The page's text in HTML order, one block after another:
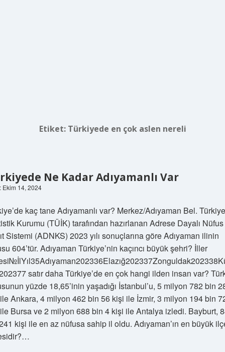
Etiket: Türkiyede en çok aslen nereli
Ne Kadar Adıyamanlı Var
Ekim 14, 2024
kaç tane Adıyamanlı var? Merkez/Adıyaman Bel.
Kurumu (TÜİK) tarafından hazırlanan Adrese Dayalı Nüfus
Sistemi (ADNKS) 2023 yılı sonuçlarına göre Adıyaman ilinin
604’tür. Adıyaman Türkiye’nin kaçıncı büyük şehri? İller
satır daha Türkiye’de en çok hangi ilden insan var?
yüzde 18,65’inin yaşadığı İstanbul’u, 5 milyon 782 bin
Ankara, 4 milyon 462 bin 56 kişi ile İzmir, 3 milyon 194 bin
Bursa ve 2 milyon 688 bin 4 kişi ile Antalya izledi. Bayburt,
kişi ile en az nüfusa sahip il oldu. Adıyaman’ın en büyük